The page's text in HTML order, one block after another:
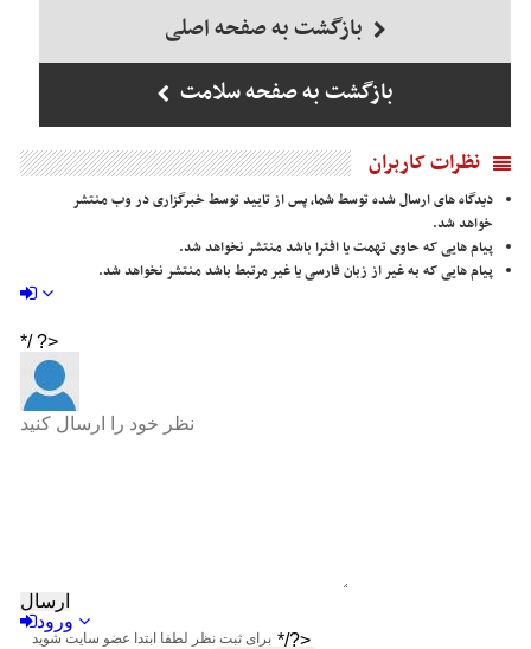
بازگشت به صفحه اصلی
بازگشت به صفحه سلامت
نظرات کاربران
دیدگاه های ارسال شده توسط شما، پس از تایید توسط خبرگزاری در وب منتشر
خواهد شد.
پیام هایی که حاوی تهمت یا افترا باشد منتشر نخواهد شد.
پیام هایی که به غیر از زبان فارسی یا غیر مرتبط باشد منتشر نخواهد شد.